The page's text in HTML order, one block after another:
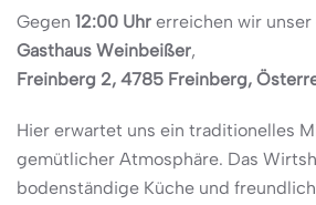
Gegen 12:00 Uhr erreichen wir
Gasthaus Weinbeißer,
Freinberg 2, 4785 Freinberg,
Hier erwartet uns ein traditionelles
gemütlicher Atmosphäre. Das
bodenständige Küche und